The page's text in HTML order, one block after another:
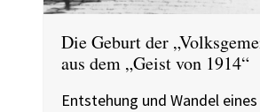
Die Geburt der
aus dem „Geist von 1914“
Entstehung und Wandel eines